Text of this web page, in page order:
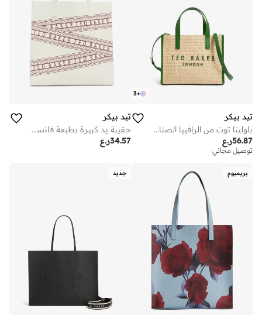
+
3
تيد بيكر
باولينا توت من الرافييا الصناعية
ر.ع56.87
توصيل مجاني
تيد بيكر
حقيبة يد كبيرة بطبعة فانسي أيقونة
ر.ع34.57
بريميوم جديد